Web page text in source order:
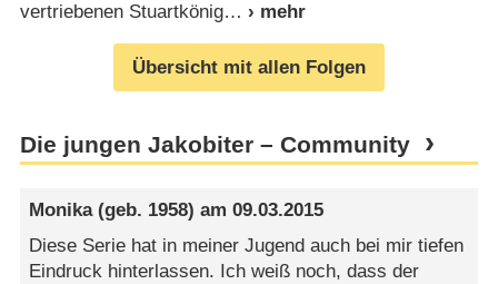
vertriebenen Stuartkönig
Übersicht mit allen Folgen
Die jungen Jakobiter – Community
Monika(geb. 1958) am09.03.2015
Diese Serie hat in meiner Jugend auch bei mir tiefen
Eindruck hinterlassen. Ich weiß noch, dass der